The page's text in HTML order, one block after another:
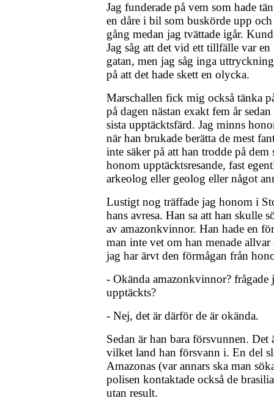
Jag funderade på vem som hade
en dåre i bil som buskörde upp
gång medan jag tvättade igår.
Jag såg att det vid ett tillfälle var
gatan, men jag såg inga
på att det hade skett en olycka.
Marschallen fick mig också tänka
på dagen nästan exakt fem år
sista upptäcktsfärd. Jag minns
när han brukade berätta de mest
inte säker på att han trodde på
honom upptäcktsresande, fast
arkeolog eller geolog eller något
Lustigt nog träffade jag honom i
hans avresa. Han sa att han skulle
av amazonkvinnor. Han hade en
man inte vet om han menade allvar
jag har ärvt den förmågan från
- Okända amazonkvinnor? frågade
upptäckts?
- Nej, det är därför de är okända.
Sedan är han bara försvunnen. Det
vilket land han försvann i. En del
Amazonas (var annars ska man
polisen kontaktade också de
utan result.